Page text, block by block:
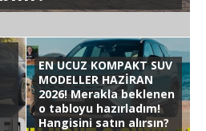
EN UCUZ KOMPAKT SUV
MODELLER HAZİRAN
2026! Merakla beklenen
o tabloyu hazırladım!
Hangisini satın alırsın?